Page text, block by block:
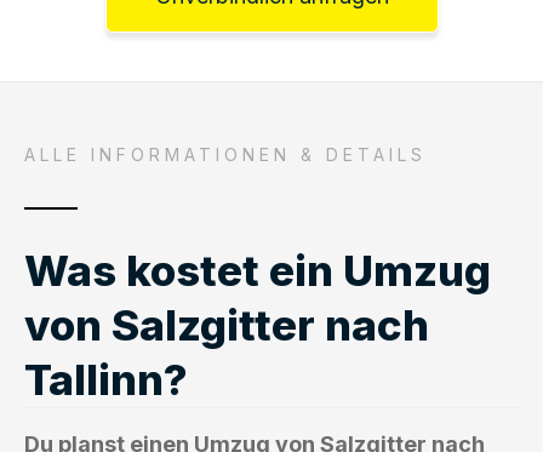
ALLE INFORMATIONEN & DETAILS
Was kostet ein Umzug
von Salzgitter nach
Tallinn?
Du planst einen Umzug von Salzgitter nach